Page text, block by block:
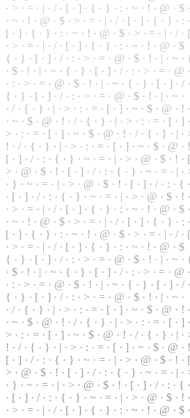
· > · = · | · / · [ · ] · { · } · : · ~ · ! · @ · $
· ~ · ! · @ · $ · > · = · | · / · [ · ] · { · } · : ·
[ · ] · { · } · : · ~ · ! · @ · $ · > · = · | · /
· > · = · | · / · [ · ] · { · } · : · ~ · ! · @ · $
{ · } · [ · ] · / · : · > · = · @ · $ · ! · | · ~
· $ · ! · | · ~ · { · } · [ · ] · / · : · > · = ·
· : · > · = · @ · $ · ! · | · ~ · { · } · [ · ] · /
{ · } · [ · ] · / · : · > · = · @ · $ · ! · | · ~ ·
· / · { · } · | · > · : · = · [ · ] · ~ · $ · @ ·
· ~ · $ · @ · ! · / · { · } · | · > · : · = · [ · ]
> · : · = · [ · ] · ~ · $ · @ · ! · / · { · } · | ·
! · / · { · } · | · > · : · = · [ · ] · ~ · $ · @ · !
[ · ] · / · : · { · } · ~ · = · | · > · @ · $ · ! ·
> · @ · $ · ! · [ · ] · / · : · { · } · ~ · = · | ·
· } · ~ · = · | · > · @ · $ · ! · [ · ] · / · : · {
· [ · ] · / · : · { · } · ~ · = · | · > · @ · $ · ! ·
· > · = · | · / · [ · ] · { · } · : · ~ · ! · @ · $
· ~ · ! · @ · $ · > · = · | · /· [ · ] · { · } · :
[ · ] · { · } · : · ~ · ! · @ · $ · > · = · | · /
· > · = · | · /· [ · ] · { · } · : · ~ · ! · @ · $
{ · } · [ · ] · / · : · > · = · @ · $ · ! · | · ~
· $ · ! · | · ~ · { · } · [ · ] · / · : · > · = · @
· : · > · = · @ · $ · ! · | · ~ · { · } · [ · ] · /
{ · } · [ · ] · /· : · > · = · @ · $ · ! · | · ~ ·
· / · { · } · | · > · : · = · [ · ] · ~ · $ · @ · !
· ~ · $ · @ · ! · / · { · } · | · > · : · = · [ · ]
> · : · = · [ · ] · ~ · $ · @ · ! · / · { · } · | ·
! · / · { · } · | · > · : · = · [ · ] · ~ · $ · @ · !
[ · ] · / · : · { · } · ~ · = · | · > · @ · $ · ! ·
> · @ · $ · ! · [ · ] · / · : · { · } · ~ · = · | ·
· } · ~ · = · | · > · @ · $ · ! · [ · ] · / · : · { ·
· [ · ] · / · : · { · } · ~ · = · | · > · @ · $ · ! ·
· > · = · | · /· [ · ] · { · } · : · ~ · ! · @ · $